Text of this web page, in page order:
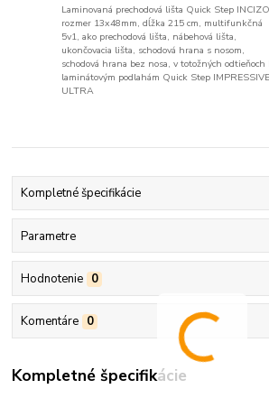
Laminovaná prechodová lišta Quick Step
rozmer 13x48mm, dĺžka 215 cm, multifunkčná
5v1, ako prechodová lišta, nábehová lišta,
ukončovacia lišta, schodová hrana s nosom,
schodová hrana bez nosa, v totožných odtieňoch
laminátovým podlahám Quick Step IMPRESSIVE
ULTRA
Kompletné špecifikácie
Parametre
Hodnotenie 0
Komentáre 0
Kompletné špecifikácie